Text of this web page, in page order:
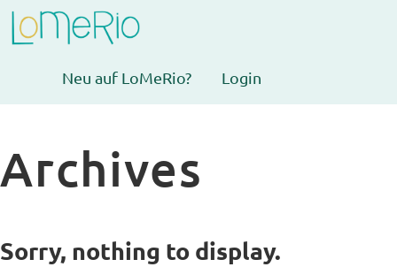
Neu auf LoMeRio? Login
Archives
Sorry, nothing to display.